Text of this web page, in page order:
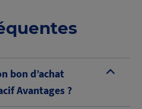
B
bon d’achat
Avantages ?